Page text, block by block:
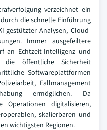
verzeichnet ein
die schnelle Einführung
gestützter Analysen, Cloud-
Immer ausgefeiltere
an Echtzeit-Intelligenz und
die öffentliche Sicherheit
Softwareplattformen
Fallmanagement
ermöglichen. Da
Operationen digitalisieren,
skalierbaren und
wichtigsten Regionen.